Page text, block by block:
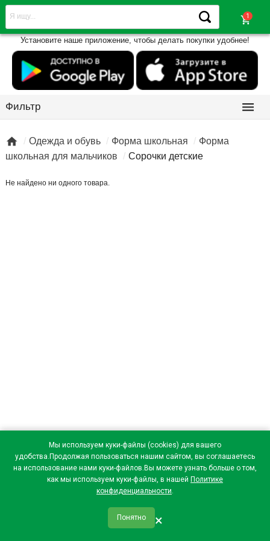
Мы используем куки-файлы (cookies) для вашего
удобства.Продолжая пользоваться нашим сайтом, вы соглашаетесь
на использование нами куки-файлов.Вы можете узнать больше о том,
как мы используем куки-файлы, в нашей Политике
конфиденциальности.
Понятно ×
shopping_cart
Установите наше приложение, чтобы делать покупки удобнее!
Фильтр 
 Одежда и обувь Форма школьная
Форма
школьная для мальчиков
Сорочки детские
Не найдено ни одного товара.
qr_code